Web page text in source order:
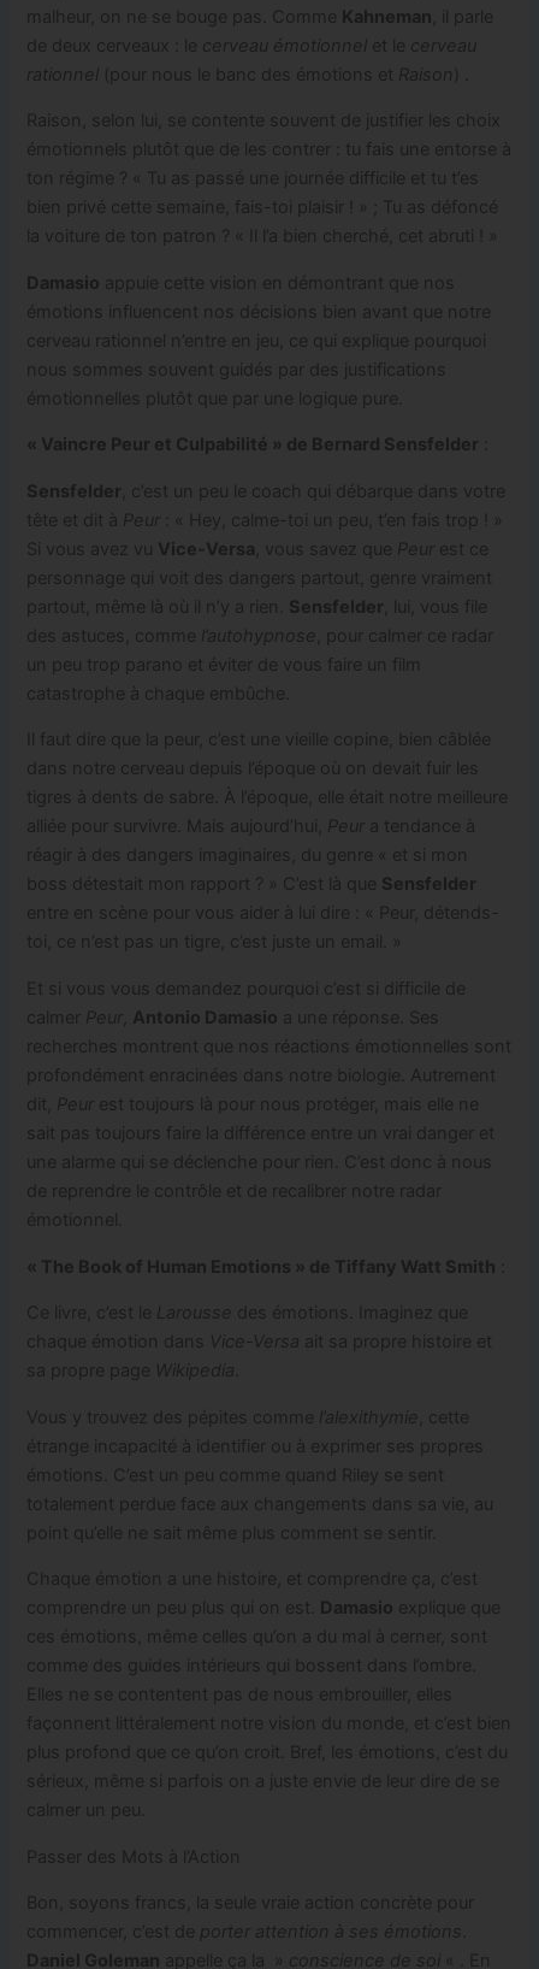
malheur, on ne se bouge pas. Comme Kahneman , il parle
de deux cerveaux : le cerveau émotionnel et le cerveau
rationnel (pour nous le banc des émotions et Raison ) .
Raison, selon lui, se contente souvent de justifier les choix
émotionnels plutôt que de les contrer : tu fais une entorse à
ton régime ? « Tu as passé une journée difficile et tu t’es
bien privé cette semaine, fais-toi plaisir ! » ; Tu as défoncé
la voiture de ton patron ? « Il l’a bien cherché, cet abruti ! »
Damasio appuie cette vision en démontrant que nos
émotions influencent nos décisions bien avant que notre
cerveau rationnel n’entre en jeu, ce qui explique pourquoi
nous sommes souvent guidés par des justifications
émotionnelles plutôt que par une logique pure.
« Vaincre Peur et Culpabilité » de Bernard Sensfelder
Sensfelder , c’est un peu le coach qui débarque dans votre
tête et dit à Peur
: « Hey, calme-toi un peu, t’en fais trop ! »
Si vous avez vu Vice-Versa , vous savez que Peur est ce
personnage qui voit des dangers partout, genre vraiment
partout, même là où il n’y a rien. Sensfelder , lui, vous file
des astuces, comme l’autohypnose
, pour calmer ce radar
un peu trop parano et éviter de vous faire un film
catastrophe à chaque embûche.
Il faut dire que la peur, c’est une vieille copine, bien câblée
dans notre cerveau depuis l’époque où on devait fuir les
tigres à dents de sabre. À l’époque, elle était notre meilleure
alliée pour survivre. Mais aujourd’hui, Peur a tendance à
réagir à des dangers imaginaires, du genre « et si mon
boss détestait mon rapport ? » C’est là que Sensfelder
entre en scène pour vous aider à lui dire : « Peur, détends-
toi, ce n’est pas un tigre, c’est juste un email. »
Et si vous vous demandez pourquoi c’est si difficile de
calmer Peur Antonio Damasio a une réponse. Ses
recherches montrent que nos réactions émotionnelles sont
profondément enracinées dans notre biologie. Autrement
dit, Peur est toujours là pour nous protéger, mais elle ne
sait pas toujours faire la différence entre un vrai danger et
une alarme qui se déclenche pour rien. C’est donc à nous
de reprendre le contrôle et de recalibrer notre radar
émotionnel.
« The Book of Human Emotions » de Tiffany Watt Smith
Ce livre, c’est le Larousse des émotions. Imaginez que
chaque émotion dans Vice-Versa ait sa propre histoire et
sa propre page Wikipedia
Vous y trouvez des pépites comme l’alexithymie
, cette
étrange incapacité à identifier ou à exprimer ses propres
émotions. C’est un peu comme quand Riley se sent
totalement perdue face aux changements dans sa vie, au
point qu’elle ne sait même plus comment se sentir.
Chaque émotion a une histoire, et comprendre ça, c’est
comprendre un peu plus qui on est. Damasio explique que
ces émotions, même celles qu’on a du mal à cerner, sont
comme des guides intérieurs qui bossent dans l’ombre.
Elles ne se contentent pas de nous embrouiller, elles
façonnent littéralement notre vision du monde, et c’est bien
plus profond que ce qu’on croit. Bref, les émotions, c’est du
sérieux, même si parfois on a juste envie de leur dire de se
calmer un peu.
Passer des Mots à l’Action
Bon, soyons francs, la seule vraie action concrète pour
commencer, c’est de porter attention à ses émotions
Daniel Goleman appelle ça la » conscience de soi « . En